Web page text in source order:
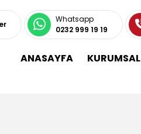
Whatsapp
0232 999 19 19
ANASAYFA KURUMSAL